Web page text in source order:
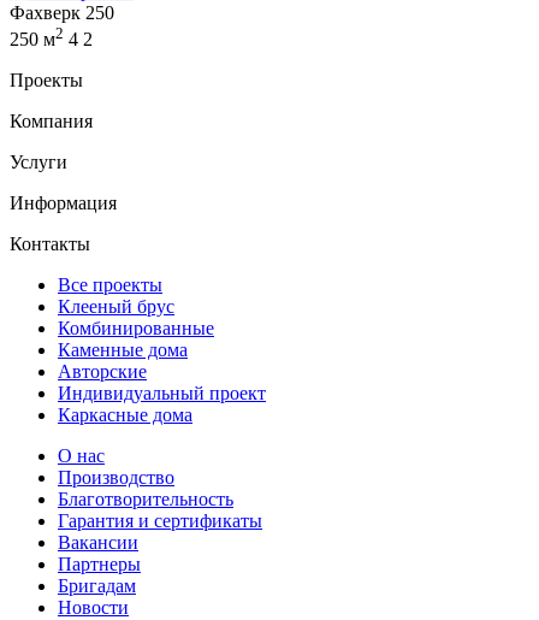
Фахверк 250
250 м2 4 2
Проекты
Компания
Услуги
Информация
Контакты
Все проекты
Клееный брус
Комбинированные
Каменные дома
Авторские
Индивидуальный проект
Каркасные дома
О нас
Производство
Благотворительность
Гарантия и сертификаты
Вакансии
Партнеры
Бригадам
Новости